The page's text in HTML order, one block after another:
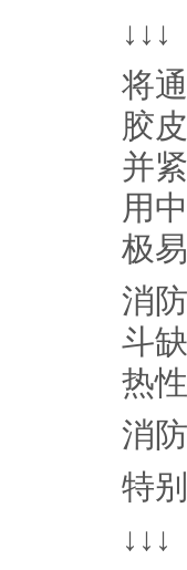
↓↓↓
将
胶
并
用
极
消
斗
热
消
特
↓↓↓